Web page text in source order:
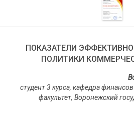
ПОКАЗАТЕЛИ
ПОЛИТИКИ
студент 3 курса, кафедра
факультет, Воронежский